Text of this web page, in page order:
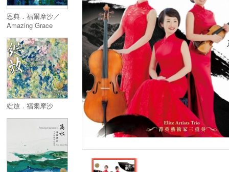
恩典．福爾摩沙／
Amazing Grace
綻放．福爾摩沙